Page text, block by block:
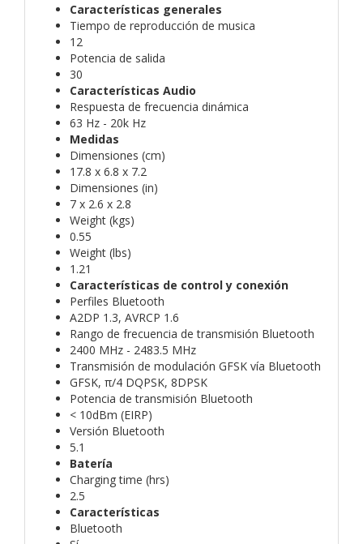
Características generales
Tiempo de reproducción de musica
12
Potencia de salida
30
Características Audio
Respuesta de frecuencia dinámica
63 Hz - 20k Hz
Medidas
Dimensiones (cm)
17.8 x 6.8 x 7.2
Dimensiones (in)
7 x 2.6 x 2.8
Weight (kgs)
0.55
Weight (lbs)
1.21
Características de control y conexión
Perfiles Bluetooth
A2DP 1.3, AVRCP 1.6
Rango de frecuencia de transmisión Bluetooth
2400 MHz - 2483.5 MHz
Transmisión de modulación GFSK vía Bluetooth
GFSK, π/4 DQPSK, 8DPSK
Potencia de transmisión Bluetooth
< 10dBm (EIRP)
Versión Bluetooth
5.1
Batería
Charging time (hrs)
2.5
Características
Bluetooth